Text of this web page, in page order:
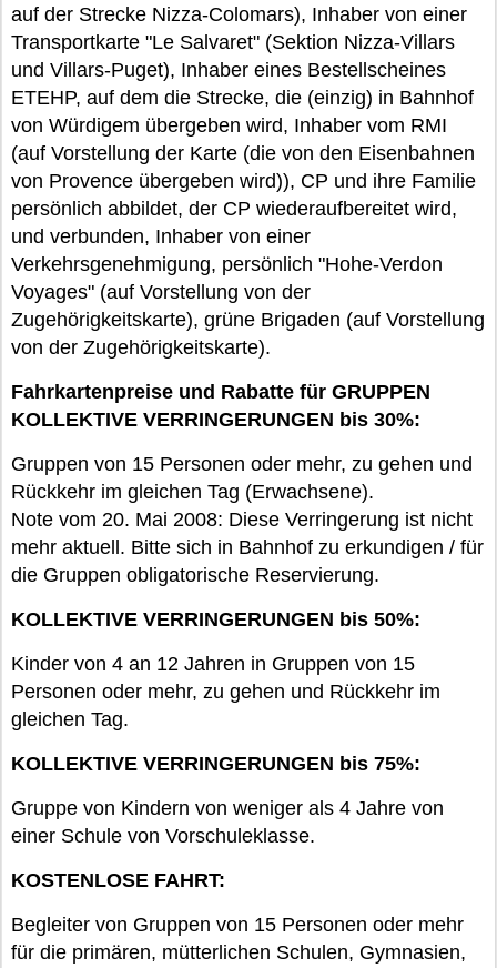
auf der Strecke Nizza-Colomars), Inhaber von einer
Transportkarte "Le Salvaret" (Sektion Nizza-Villars
und Villars-Puget), Inhaber eines Bestellscheines
ETEHP, auf dem die Strecke, die (einzig) in Bahnhof
von Würdigem übergeben wird, Inhaber vom RMI
(auf Vorstellung der Karte (die von den Eisenbahnen
von Provence übergeben wird)), CP und ihre Familie
persönlich abbildet, der CP wiederaufbereitet wird,
und verbunden, Inhaber von einer
Verkehrsgenehmigung, persönlich "Hohe-Verdon
Voyages" (auf Vorstellung von der
Zugehörigkeitskarte), grüne Brigaden (auf Vorstellung
von der Zugehörigkeitskarte).
Fahrkartenpreise und Rabatte für GRUPPEN
KOLLEKTIVE VERRINGERUNGEN bis 30%:
Gruppen von 15 Personen oder mehr, zu gehen und
Rückkehr im gleichen Tag (Erwachsene).
Note vom 20. Mai 2008: Diese Verringerung ist nicht
mehr aktuell. Bitte sich in Bahnhof zu erkundigen / für
die Gruppen obligatorische Reservierung.
KOLLEKTIVE VERRINGERUNGEN bis 50%:
Kinder von 4 an 12 Jahren in Gruppen von 15
Personen oder mehr, zu gehen und Rückkehr im
gleichen Tag.
KOLLEKTIVE VERRINGERUNGEN bis 75%:
Gruppe von Kindern von weniger als 4 Jahre von
einer Schule von Vorschuleklasse.
KOSTENLOSE FAHRT:
Begleiter von Gruppen von 15 Personen oder mehr
für die primären, mütterlichen Schulen, Gymnasien,